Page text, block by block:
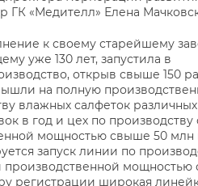
ГК «Медителл» Елена
к своему старейшему
уже 130 лет, запустила в
открыв свыше 150
на полную
влажных салфеток
в год и цех по производству
мощностью свыше 50 млн
запуск линии по
мощностью
регистрации широкая